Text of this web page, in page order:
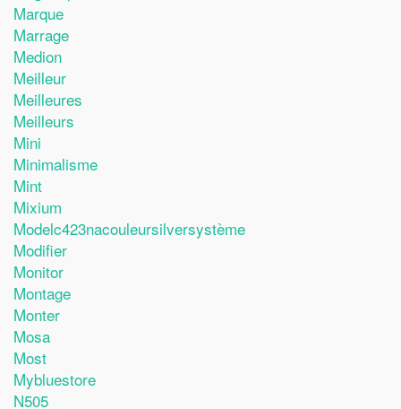
Marque
Marrage
Medion
Meilleur
Meilleures
Meilleurs
Mini
Minimalisme
Mint
Mixium
Modelc423nacouleursilversystème
Modifier
Monitor
Montage
Monter
Mosa
Most
Mybluestore
N505